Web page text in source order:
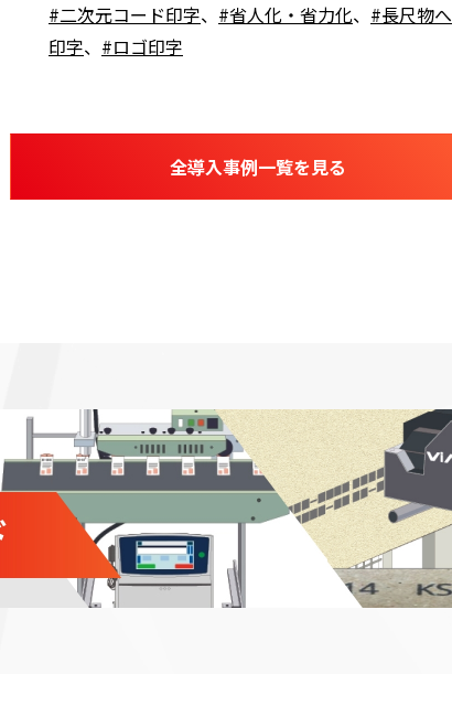
#二次元コード印字、 #省人化・省力化、 #長尺物へ
印字、 #ロゴ印字
全導入事例一覧を見る